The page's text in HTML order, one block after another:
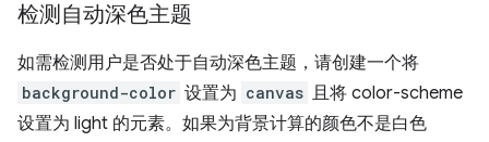
检测自动深色主题
如需检测用户是否处于自动深色主题，请创建一个将
background-color 设置为 canvas 且将 color-scheme
设置为 light 的元素。如果为背景计算的颜色不是白色